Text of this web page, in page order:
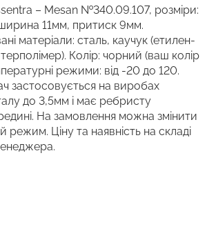
– Mesan №340.09.107, розміри:
11мм, притиск 9мм.
матеріали: сталь, каучук (етилен-
Колір: чорний (ваш колір
режими: від -20 до 120.
застосовується на виробах
до 3,5мм і має ребристу
На замовлення можна змінити
режим. Ціну та наявність на складі